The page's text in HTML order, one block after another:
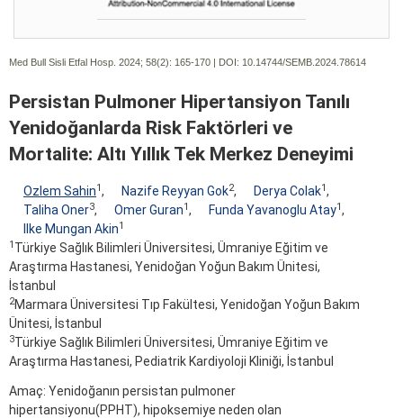
Med Bull Sisli Etfal Hosp. 2024; 58(2): 165-170 | DOI: 10.14744/SEMB.2024.78614
Persistan Pulmoner Hipertansiyon Tanılı
Yenidoğanlarda Risk Faktörleri ve
Mortalite: Altı Yıllık Tek Merkez Deneyimi
Ozlem Sahin1, Nazife Reyyan Gok2, Derya Colak1,
Taliha Oner3, Omer Guran1, Funda Yavanoglu Atay1,
Ilke Mungan Akin1
1 Türkiye Sağlık Bilimleri Üniversitesi, Ümraniye Eğitim ve
Araştırma Hastanesi, Yenidoğan Yoğun Bakım Ünitesi,
İstanbul
2Marmara Üniversitesi Tıp Fakültesi, Yenidoğan Yoğun Bakım
Ünitesi, İstanbul
3Türkiye Sağlık Bilimleri Üniversitesi, Ümraniye Eğitim ve
Araştırma Hastanesi, Pediatrik Kardiyoloji Kliniği, İstanbul
Amaç: Yenidoğanın persistan pulmoner
hipertansiyonu(PPHT), hipoksemiye neden olan